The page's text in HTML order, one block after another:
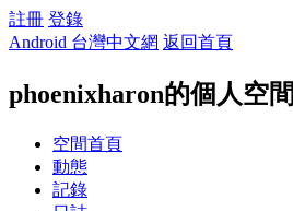
註冊 登錄
Android 台灣中文網 返回首頁
phoenixharon的個人空間
空間首頁
動態
記錄